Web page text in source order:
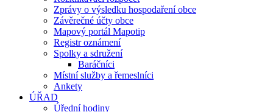
Zprávy o výsledku hospodaření obce
Závěrečné účty obce
Mapový portál Mapotip
Registr oznámení
Spolky a sdružení
Baráčníci
Místní služby a řemeslníci
Ankety
ÚŘAD
Úřední hodiny